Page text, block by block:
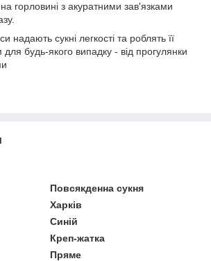
горловині з акуратними зав'язками
надають сукні легкості та роблять її
будь-якого випадку - від прогулянки
Повсякденна сукня
Харків
Синій
Креп-жатка
Пряме